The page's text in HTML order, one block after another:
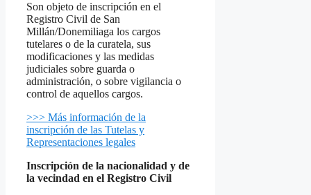
Son objeto de inscripción en el
Registro Civil de San
Millán/Donemiliaga los cargos
tutelares o de la curatela, sus
modificaciones y las medidas
judiciales sobre guarda o
administración, o sobre vigilancia o
control de aquellos cargos.
>>> Más información de la
inscripción de las Tutelas y
Representaciones legales
Inscripción de la nacionalidad y de
la vecindad en el Registro Civil